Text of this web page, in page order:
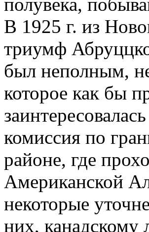
В 1925 г. из
триумф
был неполным,
которое как бы
комиссия по
районе, где
Американской
некоторые
них, канадскому